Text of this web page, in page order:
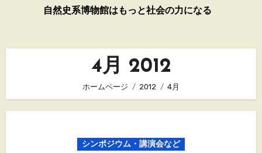
自然史系博物館はもっと社会の力になる
4月 2012
ホームページ 2012 4月
シンポジウム・講演会など